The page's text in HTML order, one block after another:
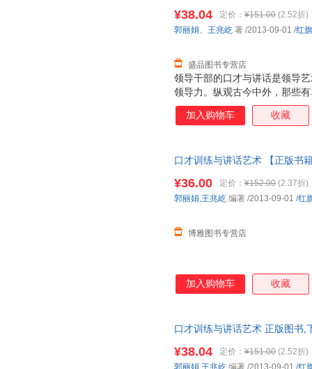
领导干部的口才与讲话是领导
领导力。纵观古今中外，那些
良好的口才与讲话艺术，是成
作实务丛书：口才训练与讲话
理训练、肢体语言训练等领内
会议中的讲话艺术、演讲中的
角度出发，以通俗的语言介绍
¥38.04 定价： ¥151.00 (2.52折)
盛品图书专营店
郭丽娟、 王兆屹 著 /2013-09-01 /红
加入购物车 收藏
口才训练与讲话艺术 【正版书
¥36.00 定价： ¥152.00 (2.37折)
博雅图书专营店
郭丽娟,王兆屹 编著 /2013-09-01 /红
加入购物车 收藏
口才训练与讲话艺术 正版图书,
¥38.04 定价： ¥151.00 (2.52折)
郭丽娟,王兆屹 编著 /2013-09-01 /红